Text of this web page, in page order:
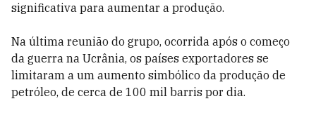
significativa para aumentar a produção.
Na última reunião do grupo, ocorrida após o começo
da guerra na Ucrânia, os países exportadores se
limitaram a um aumento simbólico da produção de
petróleo, de cerca de 100 mil barris por dia.